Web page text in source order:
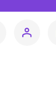
Світова